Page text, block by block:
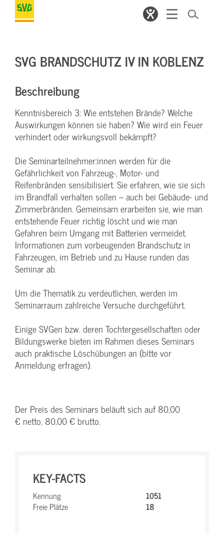
SVG BRANDSCHUTZ IV IN KOBLENZ
Beschreibung
Kenntnisbereich 3: Wie entstehen Brände? Welche
Auswirkungen können sie haben? Wie wird ein Feuer
verhindert oder wirkungsvoll bekämpft?
Die Seminarteilnehmer:innen werden für die
Gefährlichkeit von Fahrzeug-, Motor- und
Reifenbränden sensibilisiert. Sie erfahren, wie sie sich
im Brandfall verhalten sollen – auch bei Gebäude- und
Zimmerbränden. Gemeinsam erarbeiten sie, wie man
entstehende Feuer richtig löscht und wie man
Gefahren beim Umgang mit Batterien vermeidet.
Informationen zum vorbeugenden Brandschutz in
Fahrzeugen, im Betrieb und zu Hause runden das
Seminar ab.
Um die Thematik zu verdeutlichen, werden im
Seminarraum zahlreiche Versuche durchgeführt.
Einige SVGen bzw. deren Tochtergesellschaften oder
Bildungswerke bieten im Rahmen dieses Seminars
auch praktische Löschübungen an (bitte vor
Anmeldung erfragen).
Der Preis des Seminars beläuft sich auf 80,00
€ netto, 80,00 € brutto.
KEY-FACTS
Kennung
1051
Freie Plätze
18